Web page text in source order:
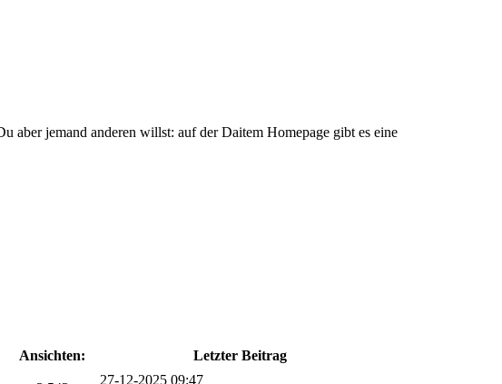
aber jemand anderen willst: auf der Daitem Homepage gibt es eine
Ansichten: Letzter Beitrag
27-12-2025 09:47